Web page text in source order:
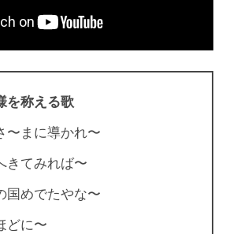
を称える歌
〜まに導かれ〜
きてみれば〜
国めでたやな〜
どに〜